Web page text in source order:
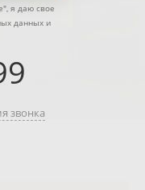
", я даю свое
данных и
звонка